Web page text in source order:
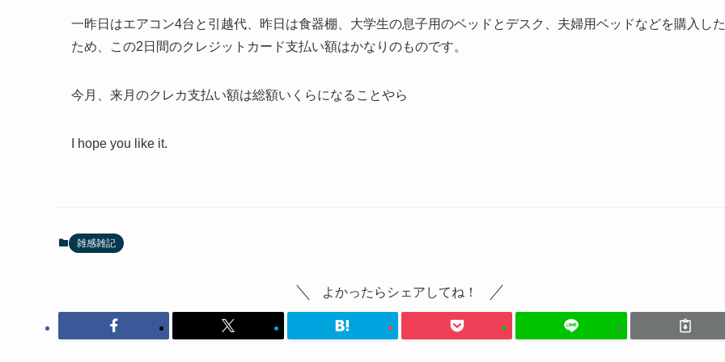
一昨日はエアコン4台と引越代、昨日は食器棚、大学生の息子用のベッドとデスク、夫婦用ベッドなどを購入した
ため、この2日間のクレジットカード支払い額はかなりのものです。
今月、来月のクレカ支払い額は総額いくらになることやら
I hope you like it.
雑感雑記
よかったらシェアしてね！